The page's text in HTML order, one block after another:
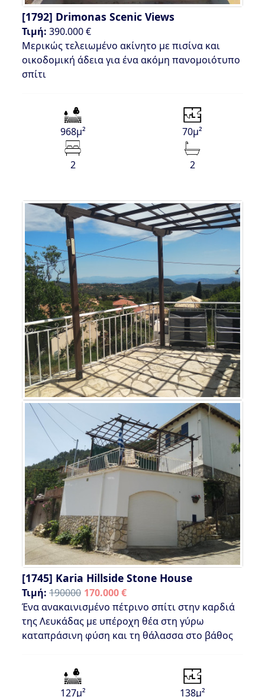
[1792] Drimonas Scenic Views
Τιμή: 390.000 €
Μερικώς τελειωμένο ακίνητο με πισίνα και
οικοδομική άδεια για ένα ακόμη πανομοιότυπο
σπίτι
968μ² 70μ²
2 2
[1745] Karia Hillside Stone House
Τιμή: 190000 170.000 €
Ένα ανακαινισμένο πέτρινο σπίτι στην καρδιά
της Λευκάδας με υπέροχη θέα στη γύρω
καταπράσινη φύση και τη θάλασσα στο βάθος
127μ² 138μ²